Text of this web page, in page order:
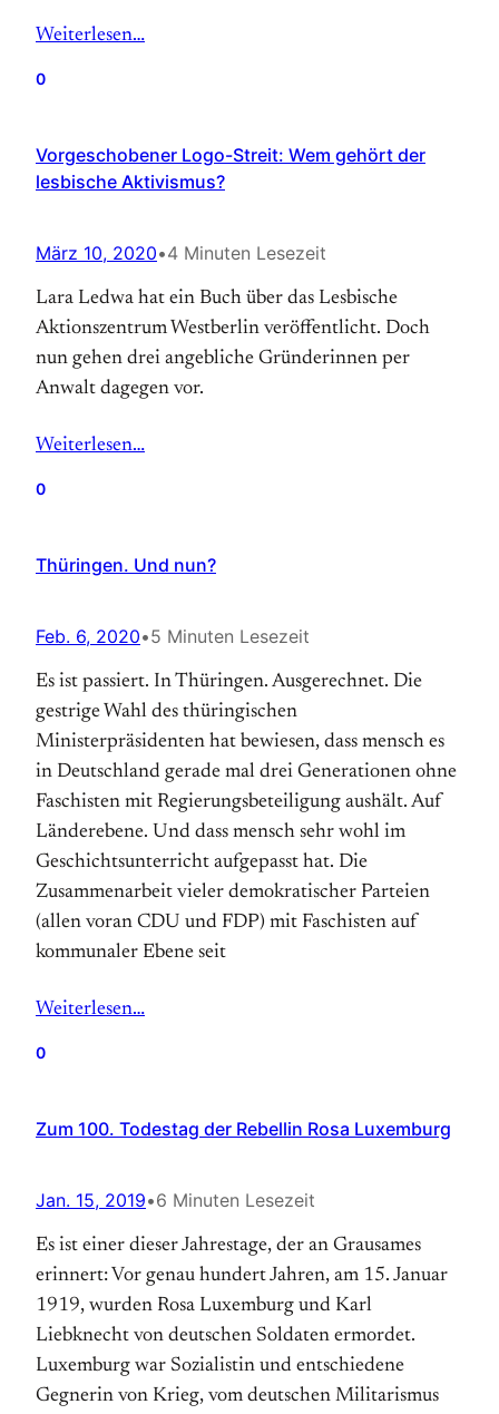
Weiterlesen…
0
Vorgeschobener Logo-Streit: Wem gehört der
lesbische Aktivismus?
März 10, 2020•4 Minuten Lesezeit
Lara Ledwa hat ein Buch über das Lesbische
Aktionszentrum Westberlin veröffentlicht. Doch
nun gehen drei angebliche Gründerinnen per
Anwalt dagegen vor.
Weiterlesen…
0
Thüringen. Und nun?
Feb. 6, 2020•5 Minuten Lesezeit
Es ist passiert. In Thüringen. Ausgerechnet. Die
gestrige Wahl des thüringischen
Ministerpräsidenten hat bewiesen, dass mensch es
in Deutschland gerade mal drei Generationen ohne
Faschisten mit Regierungsbeteiligung aushält. Auf
Länderebene. Und dass mensch sehr wohl im
Geschichtsunterricht aufgepasst hat. Die
Zusammenarbeit vieler demokratischer Parteien
(allen voran CDU und FDP) mit Faschisten auf
kommunaler Ebene seit
Weiterlesen…
0
Zum 100. Todestag der Rebellin Rosa Luxemburg
Jan. 15, 2019•6 Minuten Lesezeit
Es ist einer dieser Jahrestage, der an Grausames
erinnert: Vor genau hundert Jahren, am 15. Januar
1919, wurden Rosa Luxemburg und Karl
Liebknecht von deutschen Soldaten ermordet.
Luxemburg war Sozialistin und ent­schiedene
Gegnerin von Krieg, vom deutschen Militarismus